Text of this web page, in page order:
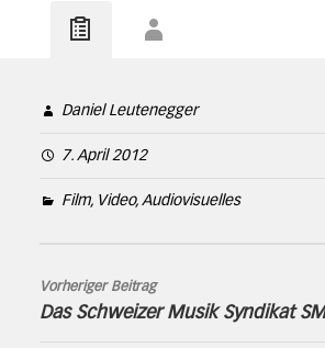
Daniel Leutenegger
7. April 2012
Film, Video, Audiovisuelles
Vorheriger Beitrag
Das Schweizer Musik Syndikat